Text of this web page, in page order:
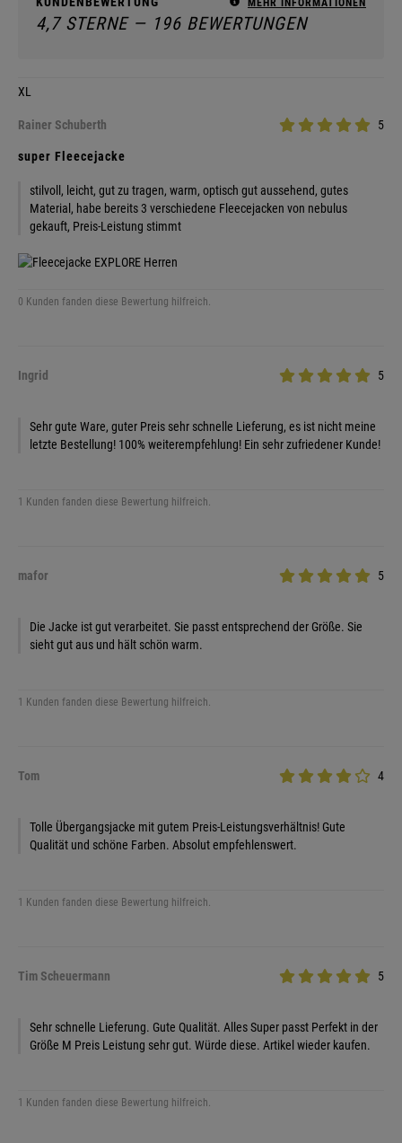
MEHR INFORMATIONEN
4,7 STERNE — 196 BEWERTUNGEN
XL
Rainer Schuberth 5
super Fleecejacke
stilvoll, leicht, gut zu tragen, warm, optisch gut aussehend, gutes
Material, habe bereits 3 verschiedene Fleecejacken von nebulus
gekauft, Preis-Leistung stimmt
0 Kunden fanden diese Bewertung hilfreich.
Ingrid 5
Sehr gute Ware, guter Preis sehr schnelle Lieferung, es ist nicht meine
letzte Bestellung! 100% weiterempfehlung! Ein sehr zufriedener Kunde!
1 Kunden fanden diese Bewertung hilfreich.
mafor 5
Die Jacke ist gut verarbeitet. Sie passt entsprechend der Größe. Sie
sieht gut aus und hält schön warm.
1 Kunden fanden diese Bewertung hilfreich.
Tom 4
Tolle Übergangsjacke mit gutem Preis-Leistungsverhältnis! Gute
Qualität und schöne Farben. Absolut empfehlenswert.
1 Kunden fanden diese Bewertung hilfreich.
Tim Scheuermann 5
Sehr schnelle Lieferung. Gute Qualität. Alles Super passt Perfekt in der
Größe M Preis Leistung sehr gut. Würde diese. Artikel wieder kaufen.
1 Kunden fanden diese Bewertung hilfreich.